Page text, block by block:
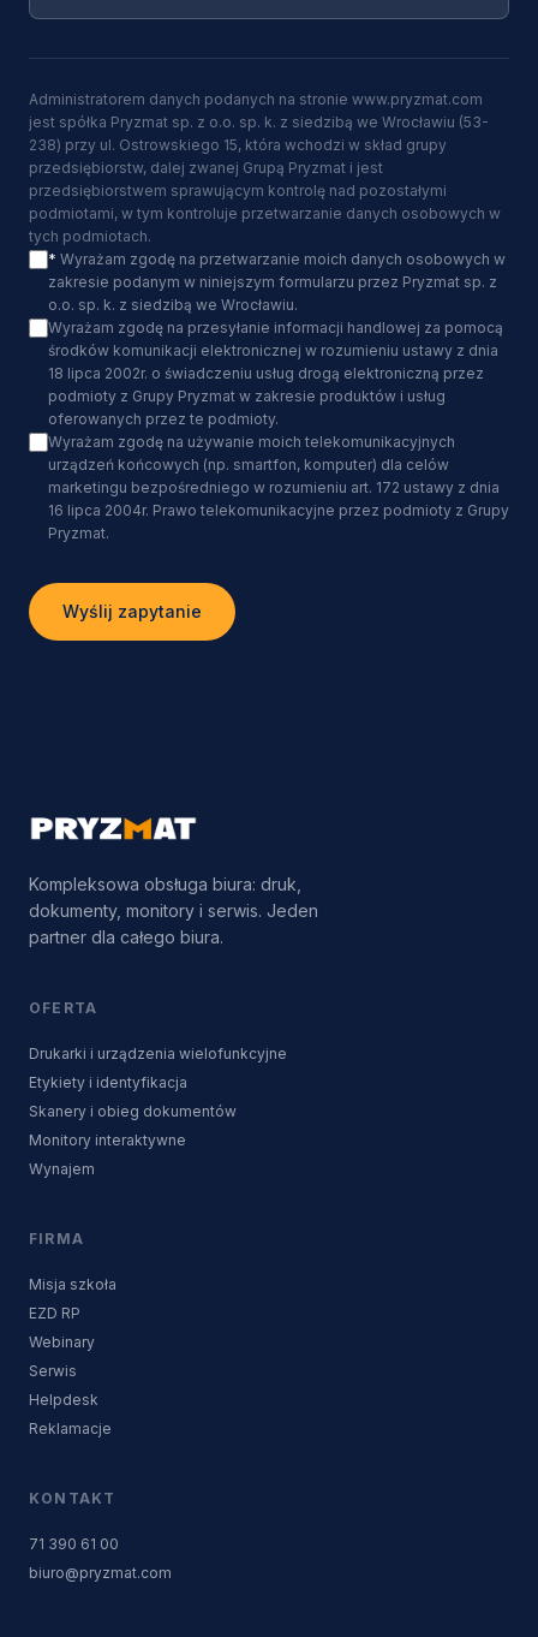
Administratorem danych podanych na stronie www.pryzmat.com
jest spółka Pryzmat sp. z o.o. sp. k. z siedzibą we Wrocławiu (53-
238) przy ul. Ostrowskiego 15, która wchodzi w skład grupy
przedsiębiorstw, dalej zwanej Grupą Pryzmat i jest
przedsiębiorstwem sprawującym kontrolę nad pozostałymi
podmiotami, w tym kontroluje przetwarzanie danych osobowych w
tych podmiotach.
* Wyrażam zgodę na przetwarzanie moich danych osobowych w
zakresie podanym w niniejszym formularzu przez Pryzmat sp. z
o.o. sp. k. z siedzibą we Wrocławiu.
Wyrażam zgodę na przesyłanie informacji handlowej za pomocą
środków komunikacji elektronicznej w rozumieniu ustawy z dnia
18 lipca 2002r. o świadczeniu usług drogą elektroniczną przez
podmioty z Grupy Pryzmat w zakresie produktów i usług
oferowanych przez te podmioty.
Wyrażam zgodę na używanie moich telekomunikacyjnych
urządzeń końcowych (np. smartfon, komputer) dla celów
marketingu bezpośredniego w rozumieniu art. 172 ustawy z dnia
16 lipca 2004r. Prawo telekomunikacyjne przez podmioty z Grupy
Pryzmat.
Wyślij zapytanie
Kompleksowa obsługa biura: druk,
dokumenty, monitory i serwis. Jeden
partner dla całego biura.
OFERTA
Drukarki i urządzenia wielofunkcyjne
Etykiety i identyfikacja
Skanery i obieg dokumentów
Monitory interaktywne
Wynajem
FIRMA
Misja szkoła
EZD RP
Webinary
Serwis
Helpdesk
Reklamacje
KONTAKT
71 390 61 00
biuro@pryzmat.com